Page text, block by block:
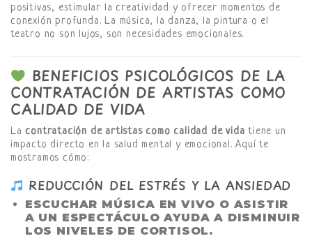
positivas, estimular la creatividad y ofrecer momentos de
conexión profunda. La música, la danza, la pintura o el
teatro no son lujos, son necesidades emocionales.
BENEFICIOS PSICOLÓGICOS DE LA
CONTRATACIÓN DE ARTISTAS COMO
CALIDAD DE VIDA
La contratación de artistas como calidad de vida tiene un
impacto directo en la salud mental y emocional. Aquí te
mostramos cómo:
REDUCCIÓN DEL ESTRÉS Y LA ANSIEDAD
ESCUCHAR MÚSICA EN VIVO O ASISTIR
A UN ESPECTÁCULO AYUDA A DISMINUIR
LOS NIVELES DE CORTISOL.